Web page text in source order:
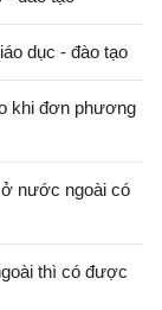
dục - đào tạo
khi đơn phương
nước ngoài có
thì có được